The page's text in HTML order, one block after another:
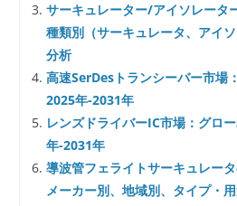
サーキュレーター/アイソレータ
種類別（サーキュレータ、アイ
分析
高速SerDesトランシーバー市場
2025年-2031年
レンズドライバーIC市場：グロ
年-2031年
導波管フェライトサーキュレー
メーカー別、地域別、タイプ・